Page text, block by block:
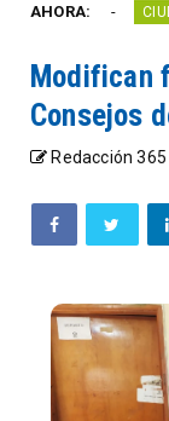
AHORA:CIUDAD
Modifican
Consejos
Redacción 365